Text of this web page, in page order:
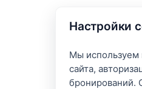
Настройки
Мы используем
сайта,
бронирований.